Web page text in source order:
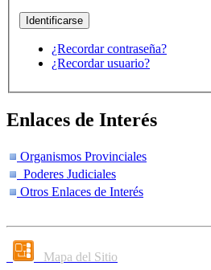
¿Recordar contraseña?
¿Recordar usuario?
Enlaces de Interés
Organismos Provinciales
Poderes Judiciales
Otros Enlaces de Interés
Mapa del Sitio